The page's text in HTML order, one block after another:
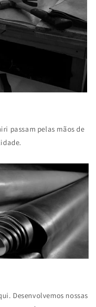
passam pelas mãos de
Desenvolvemos nossas